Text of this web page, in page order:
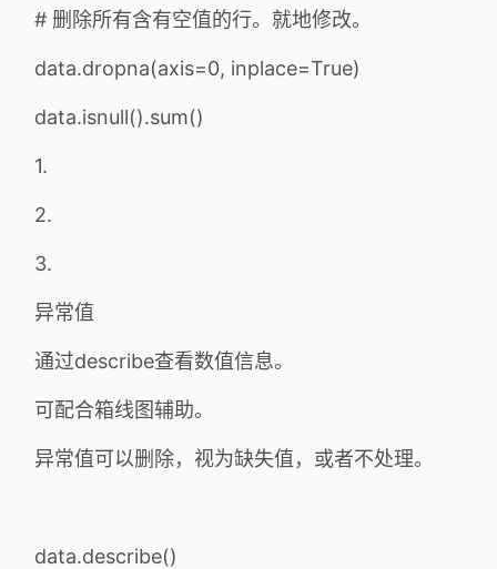
# 删除所有含有空值的行。就地修改。
data.dropna(axis=0, inplace=True)
data.isnull().sum()
1.
2.
3.
异常值
通过describe查看数值信息。
可配合箱线图辅助。
异常值可以删除，视为缺失值，或者不处理。
data.describe()